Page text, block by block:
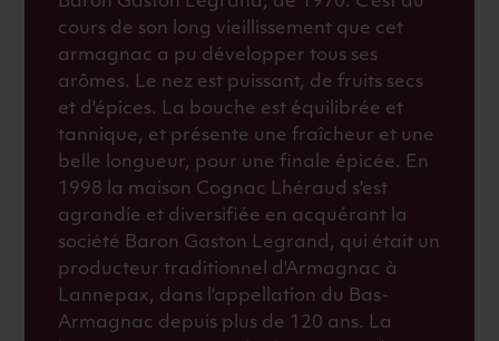
cours de son long vieillissement que cet
armagnac a pu développer tous ses
arômes. Le nez est puissant, de fruits secs
et d'épices. La bouche est équilibrée et
tannique, et présente une fraîcheur et une
belle longueur, pour une finale épicée. En
1998 la maison Cognac Lhéraud s'est
agrandie et diversifiée en acquérant la
société Baron Gaston Legrand, qui était un
producteur traditionnel d'Armagnac à
Lannepax, dans l'appellation du Bas-
Armagnac depuis plus de 120 ans. La